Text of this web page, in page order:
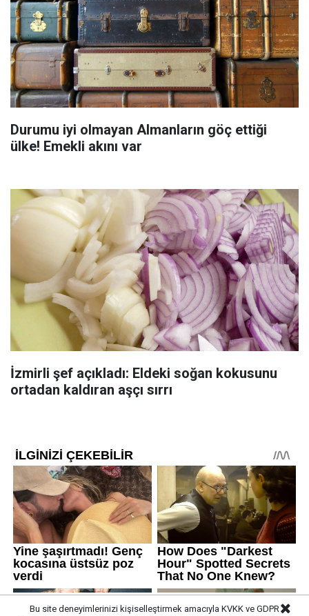
Durumu iyi olmayan Almanların göç ettiği
ülke! Emekli akını var
İzmirli şef açıkladı: Eldeki soğan kokusunu
ortadan kaldıran aşçı sırrı
Bu site deneyimlerinizi kişiselleştirmek amacıyla KVKK ve GDPR